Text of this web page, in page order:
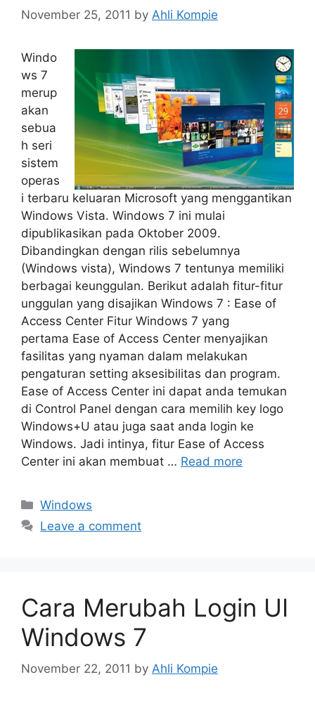
November 25, 2011 by Ahli Kompie
Windo
ws 7
merup
akan
sebua
h seri
sistem
operas
i terbaru keluaran Microsoft yang menggantikan
Windows Vista. Windows 7 ini mulai
dipublikasikan pada Oktober 2009.
Dibandingkan dengan rilis sebelumnya
(Windows vista), Windows 7 tentunya memiliki
berbagai keunggulan. Berikut adalah fitur-fitur
unggulan yang disajikan Windows 7 : Ease of
Access Center Fitur Windows 7 yang
pertama Ease of Access Center menyajikan
fasilitas yang nyaman dalam melakukan
pengaturan setting aksesibilitas dan program.
Ease of Access Center ini dapat anda temukan
di Control Panel dengan cara memilih key logo
Windows+U atau juga saat anda login ke
Windows. Jadi intinya, fitur Ease of Access
Center ini akan membuat … Read more
Categories
Windows
Leave a comment
Cara Merubah Login UI
Windows 7
November 22, 2011 by Ahli Kompie